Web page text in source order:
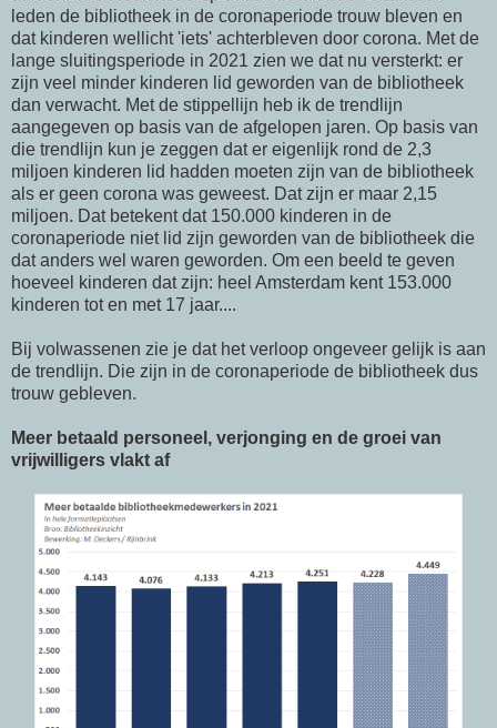
leden de bibliotheek in de coronaperiode trouw bleven en
dat kinderen wellicht 'iets' achterbleven door corona. Met de
lange sluitingsperiode in 2021 zien we dat nu versterkt: er
zijn veel minder kinderen lid geworden van de bibliotheek
dan verwacht. Met de stippellijn heb ik de trendlijn
aangegeven op basis van de afgelopen jaren. Op basis van
die trendlijn kun je zeggen dat er eigenlijk rond de 2,3
miljoen kinderen lid hadden moeten zijn van de bibliotheek
als er geen corona was geweest. Dat zijn er maar 2,15
miljoen. Dat betekent dat 150.000 kinderen in de
coronaperiode niet lid zijn geworden van de bibliotheek die
dat anders wel waren geworden. Om een beeld te geven
hoeveel kinderen dat zijn: heel Amsterdam kent 153.000
kinderen tot en met 17 jaar....
Bij volwassenen zie je dat het verloop ongeveer gelijk is aan
de trendlijn. Die zijn in de coronaperiode de bibliotheek dus
trouw gebleven.
Meer betaald personeel, verjonging en de groei van
vrijwilligers vlakt af